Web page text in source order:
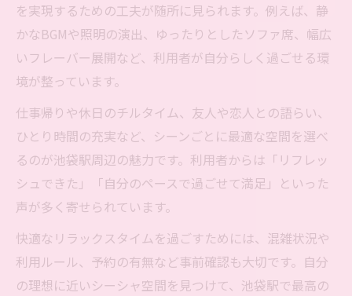
を実現するための工夫が随所に見られます。例えば、静
かなBGMや照明の演出、ゆったりとしたソファ席、幅広
いフレーバー展開など、利用者が自分らしく過ごせる環
境が整っています。
仕事帰りや休日のチルタイム、友人や恋人との語らい、
ひとり時間の充実など、シーンごとに最適な空間を選べ
るのが池袋駅周辺の魅力です。利用者からは「リフレッ
シュできた」「自分のペースで過ごせて満足」といった
声が多く寄せられています。
快適なリラックスタイムを過ごすためには、混雑状況や
利用ルール、予約の有無など事前確認も大切です。自分
の理想に近いシーシャ空間を見つけて、池袋駅で最高の